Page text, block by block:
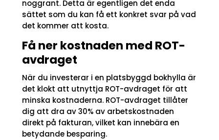
noggrant. Detta är egentligen det enda
sättet som du kan få ett konkret svar på vad
det kommer att kosta.
Få ner kostnaden med ROT-
avdraget
När du investerar i en platsbyggd bokhylla är
det klokt att utnyttja ROT-avdraget för att
minska kostnaderna. ROT-avdraget tillåter
dig att dra av 30% av arbetskostnaden
direkt på fakturan, vilket kan innebära en
betydande besparing.